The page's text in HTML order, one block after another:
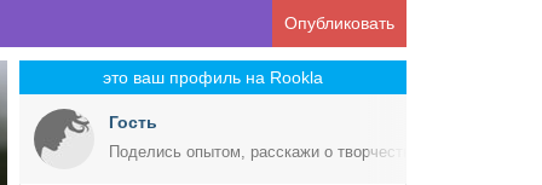
Опубликовать
это ваш профиль на Rookla
Гость
Поделись опытом, расскажи о творчестве!